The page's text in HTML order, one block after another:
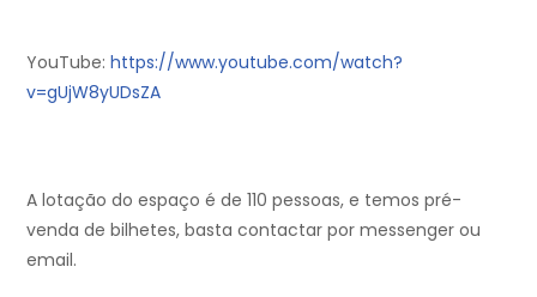
YouTube: https://www.youtube.com/watch?
v=gUjW8yUDsZA
A lotação do espaço é de 110 pessoas, e temos pré-
venda de bilhetes, basta contactar por messenger ou
email.